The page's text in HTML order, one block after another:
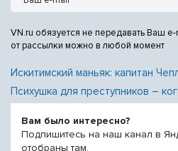
VN.ru обязуется не передавать Ваш e-
от рассылки можно в любой момент
Искитимский маньяк: капитан
Психушка для преступников –
Вам было интересно?
Подпишитесь на наш канал в
отобраны там.